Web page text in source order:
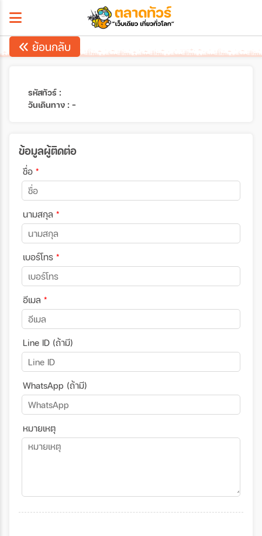
ย้อนกลับ
รหัสทัวร์ :
วันเดินทาง : -
ข้อมูลผู้ติดต่อ
ชื่อ *
นามสกุล *
เบอร์โทร *
อีเมล *
Line ID (ถ้ามี)
WhatsApp (ถ้ามี)
หมายเหตุ